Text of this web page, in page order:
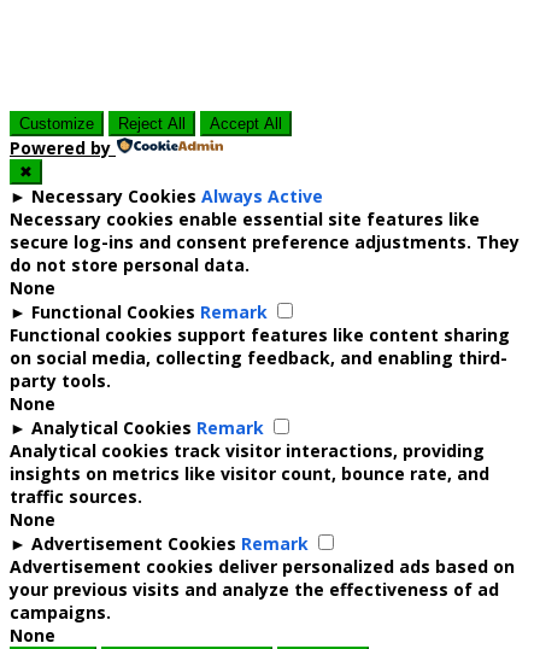
Customize Reject All Accept All
Powered by
✖
► Necessary Cookies Always Active
Necessary cookies enable essential site features like
secure log-ins and consent preference adjustments. They
do not store personal data.
None
► Functional Cookies Remark
Functional cookies support features like content sharing
on social media, collecting feedback, and enabling third-
party tools.
None
► Analytical Cookies Remark
Analytical cookies track visitor interactions, providing
insights on metrics like visitor count, bounce rate, and
traffic sources.
None
► Advertisement Cookies Remark
Advertisement cookies deliver personalized ads based on
your previous visits and analyze the effectiveness of ad
campaigns.
None